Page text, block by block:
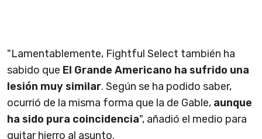
"Lamentablemente, Fightful Select también ha
sabido que El Grande Americano ha sufrido una
lesión muy similar. Según se ha podido saber,
ocurrió de la misma forma que la de Gable, aunque
ha sido pura coincidencia", añadió el medio para
quitar hierro al asunto.